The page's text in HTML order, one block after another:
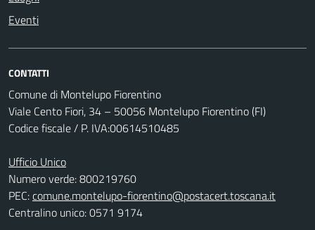
Eventi
CONTATTI
Comune di Montelupo Fiorentino
Viale Cento Fiori, 34 – 50056 Montelupo Fiorentino (FI)
Codice fiscale / P. IVA:00614510485
Ufficio Unico
Numero verde: 800219760
PEC:comune.montelupo-fiorentino@postacert.toscana.it
Centralino unico: 0571 9174